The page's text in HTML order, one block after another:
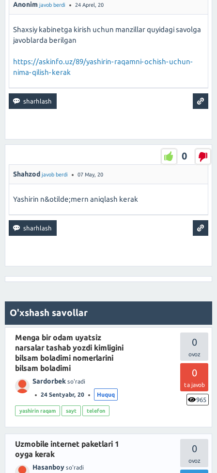
Anonim javob berdi 24 Aprel, 20
Shaxsiy kabinetga kirish uchun manzillar quyidagi savolga
javoblarda berilgan
https://askinfo.uz/89/yashirin-raqamni-ochish-uchun-
nima-qilish-kerak
0
Shahzod javob berdi 07 May, 20
Yashirin n&otilde;mern aniqlash kerak
O'xshash savollar
0
0
ta javob
965
Menga bir odam uyatsiz
narsalar tashab yozdi kimligini
bilsam boladimi nomerlarini
bilsam boladimi
Sardorbek so'radi
24 Sentyabr, 20 Huquq
yashirin raqam sayt telefon
0
Uzmobile internet paketlari 1
oyga kerak
Hasanboy so'radi